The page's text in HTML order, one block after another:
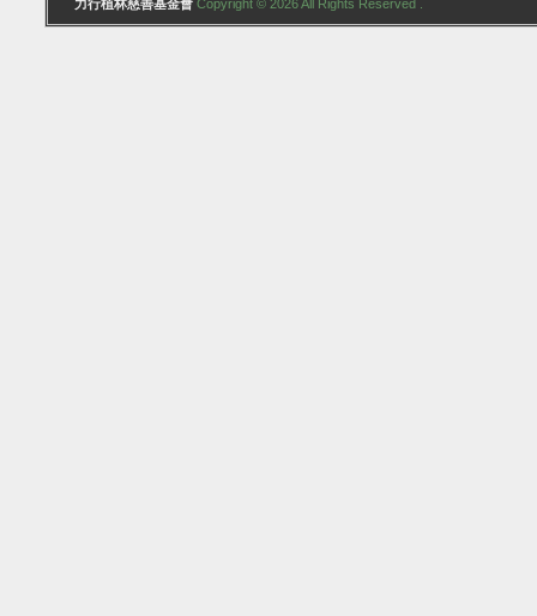
力行植林慈善基金會 Copyright © 2026 All Rights Reserved .